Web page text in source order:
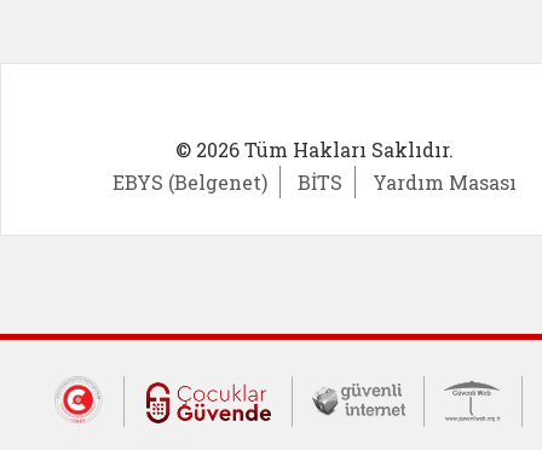
© 2026 Tüm Hakları Saklıdır.
EBYS (Belgenet)
BİTS Yardım Masası
Dış Bağlantılar
Cumhurbaşkanlığı İletişim Merkezi
Çocuklar Güvende (yeni
Güvenli